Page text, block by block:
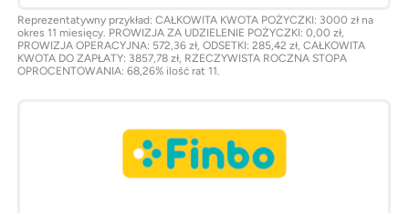
Reprezentatywny przykład: CAŁKOWITA KWOTA POŻYCZKI: 3000 zł na
okres 11 miesięcy. PROWIZJA ZA UDZIELENIE POŻYCZKI: 0,00 zł,
PROWIZJA OPERACYJNA: 572,36 zł, ODSETKI: 285,42 zł, CAŁKOWITA
KWOTA DO ZAPŁATY: 3857,78 zł, RZECZYWISTA ROCZNA STOPA
OPROCENTOWANIA: 68,26% ilość rat 11.